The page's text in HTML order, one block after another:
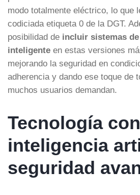
modo totalmente eléctrico, lo que
codiciada etiqueta 0 de la DGT.
posibilidad de incluir sistemas
inteligente en estas versiones
mejorando la seguridad en
adherencia y dando ese toque de
muchos usuarios demandan.
Tecnología con
inteligencia
seguridad